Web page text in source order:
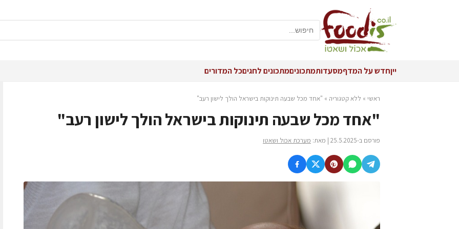
ייןחדש על המדףמסעדותמתכוניםמתכונים לחגיםכל המדורים
ראשי » ללא קטגוריה » "אחד מכל שבעה תינוקות בישראל הולך לישון רעב"
"אחד מכל שבעה תינוקות בישראל הולך לישון רעב"
פורסם ב-25.5.2025 | מאת: מערכת אכול ושאטו